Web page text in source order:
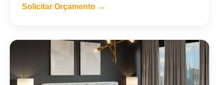
Solicitar Orçamento →